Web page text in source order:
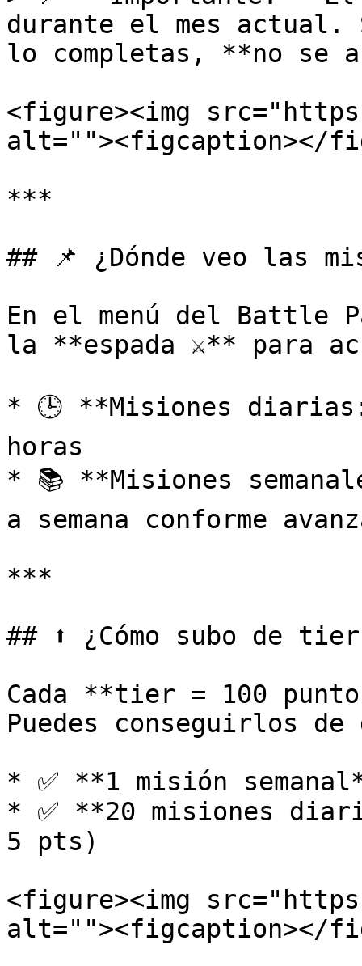
durante el mes
lo completas, **no se
<figure><img
alt=""><figcaption></
***
## 📌 ¿Dónde veo las
En el menú del Battle
la **espada ⚔️** para
* 🕒 **Misiones
horas
* 📚 **Misiones
a semana conforme
***
## ⬆️ ¿Cómo subo de
Cada **tier = 100
Puedes conseguirlos de
* ✅ **1 misión
* ✅ **20 misiones
5 pts)
<figure><img
alt=""><figcaption></